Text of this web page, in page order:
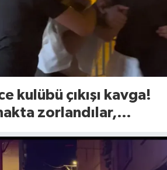
kulübü çıkışı kavga!
zorlandılar,